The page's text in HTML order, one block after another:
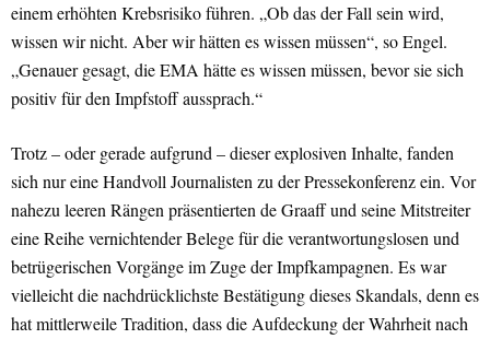
einem erhöhten Krebsrisiko führen. „Ob das der Fall sein wird,
wissen wir nicht. Aber wir hätten es wissen müssen“, so Engel.
„Genauer gesagt, die EMA hätte es wissen müssen, bevor sie sich
positiv für den Impfstoff aussprach.“
Trotz – oder gerade aufgrund – dieser explosiven Inhalte, fanden
sich nur eine Handvoll Journalisten zu der Pressekonferenz ein. Vor
nahezu leeren Rängen präsentierten de Graaff und seine Mitstreiter
eine Reihe vernichtender Belege für die verantwortungslosen und
betrügerischen Vorgänge im Zuge der Impfkampagnen. Es war
vielleicht die nachdrücklichste Bestätigung dieses Skandals, denn es
hat mittlerweile Tradition, dass die Aufdeckung der Wahrheit nach